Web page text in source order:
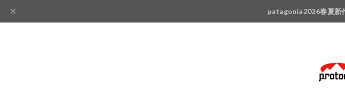
patagonia2026春夏新